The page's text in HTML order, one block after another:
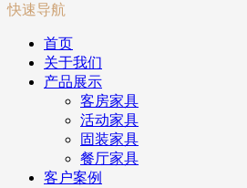
快速导航
首页
关于我们
产品展示
客房家具
活动家具
固装家具
餐厅家具
客户案例